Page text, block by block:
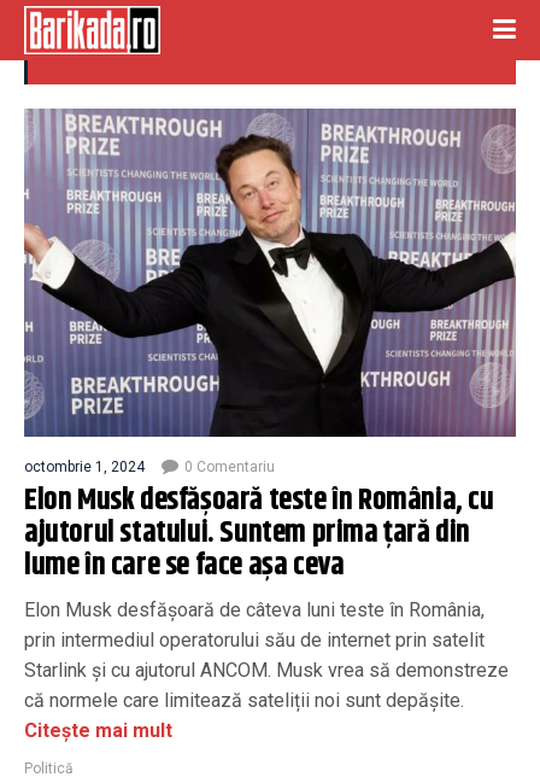
teste romania
octombrie 1, 2024 0 Comentariu
Elon Musk desfășoară teste în România, cu
ajutorul statului. Suntem prima țară din
lume în care se face așa ceva
Elon Musk desfășoară de câteva luni teste în România,
prin intermediul operatorului său de internet prin satelit
Starlink și cu ajutorul ANCOM. Musk vrea să demonstreze
că normele care limitează sateliții noi sunt depășite.
Citește mai mult
Politică